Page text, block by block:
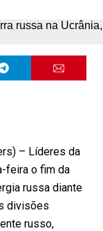
– Líderes da
feira o fim da
russa diante
divisões
russo,